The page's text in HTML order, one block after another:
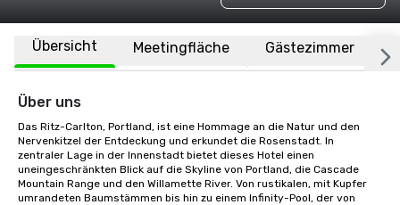
Übersicht Meetingfläche Gästezimmer
Über uns
Das Ritz-Carlton, Portland, ist eine Hommage an die Natur und den
Nervenkitzel der Entdeckung und erkundet die Rosenstadt. In
zentraler Lage in der Innenstadt bietet dieses Hotel einen
uneingeschränkten Blick auf die Skyline von Portland, die Cascade
Mountain Range und den Willamette River. Von rustikalen, mit Kupfer
umrandeten Baumstämmen bis hin zu einem Infinity-Pool, der von